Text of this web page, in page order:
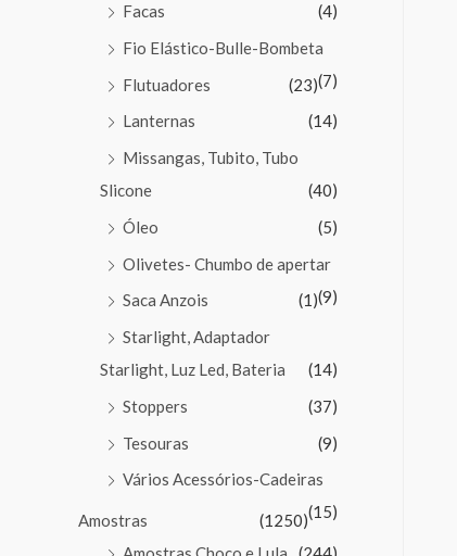
Facas
(4)
Fio Elástico-Bulle-Bombeta
(7)
Flutuadores
(23)
Lanternas
(14)
Missangas, Tubito, Tubo
Slicone
(40)
Óleo
(5)
Olivetes- Chumbo de apertar
(9)
Saca Anzois
(1)
Starlight, Adaptador
Starlight, Luz Led, Bateria
(14)
Stoppers
(37)
Tesouras
(9)
Vários Acessórios-Cadeiras
(15)
Amostras
(1250)